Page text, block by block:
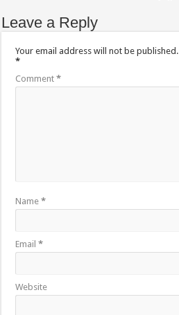
Leave a Reply
Your email address will not be published.
*
Comment*
Name*
Email*
Website